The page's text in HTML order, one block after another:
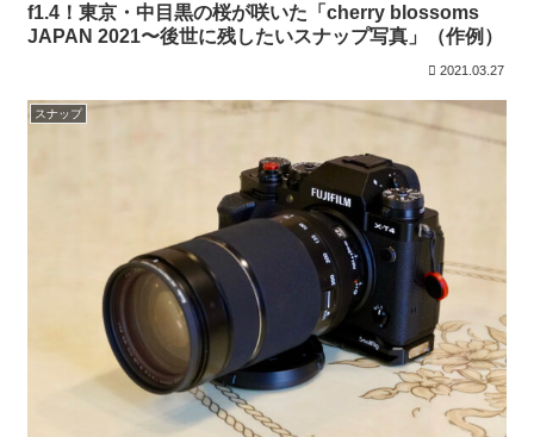
f1.4！東京・中目黒の桜が咲いた「cherry blossoms
JAPAN 2021〜後世に残したいスナップ写真」（作例）
2021.03.27
スナップ